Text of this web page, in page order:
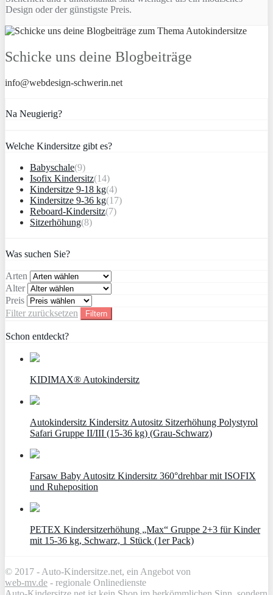
Design oder der günstigste Preis.
Schicke uns deine Blogbeiträge
info@webdesign-schwerin.net
Na Neugierig?
Welche Kindersitze gibt es?
Babyschale(9)
Isofix Kindersitz(14)
Kindersitze 9-18 kg(4)
Kindersitze 9-36 kg(17)
Reboard-Kindersitz(7)
Sitzerhöhung(8)
Was suchen Sie?
Arten
Alter
Preis
Filter zurücksetzen
Filtern
Schon entdeckt?
KIDIMAX® Autokindersitz
Autokindersitz Kindersitz Autositz Sitzerhöhung Polystyrol
Safari Gruppe II/III (15-36 kg) (Grau-Schwarz)
Farsaw Baby Autositz Kindersitz 360°drehbar mit ISOFIX
und Ruheposition
PETEX Kindersitzerhöhung „Max“ Gruppe 2+3 für Kinder
mit 15-36 kg, Schwarz, 1 Stück (1er Pack)
© 2017 - Auto-Kindersitze.net, ein Angebot von
web-mv.de - regionale Onlinedienste